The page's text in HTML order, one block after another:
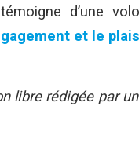
d’une
et le
libre rédigée par